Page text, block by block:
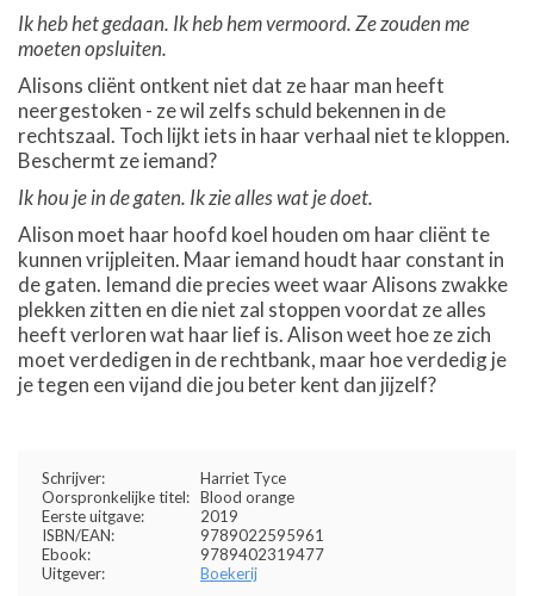
Ik heb het gedaan. Ik heb hem vermoord. Ze zouden me
moeten opsluiten.
Alisons cliënt ontkent niet dat ze haar man heeft
neergestoken - ze wil zelfs schuld bekennen in de
rechtszaal. Toch lijkt iets in haar verhaal niet te kloppen.
Beschermt ze iemand?
Ik hou je in de gaten. Ik zie alles wat je doet.
Alison moet haar hoofd koel houden om haar cliënt te
kunnen vrijpleiten. Maar iemand houdt haar constant in
de gaten. Iemand die precies weet waar Alisons zwakke
plekken zitten en die niet zal stoppen voordat ze alles
heeft verloren wat haar lief is. Alison weet hoe ze zich
moet verdedigen in de rechtbank, maar hoe verdedig je
je tegen een vijand die jou beter kent dan jijzelf?
Schrijver:
Harriet Tyce
Oorspronkelijke titel: Blood orange
Eerste uitgave:
2019
ISBN/EAN:
9789022595961
Ebook:
9789402319477
Uitgever:
Boekerij